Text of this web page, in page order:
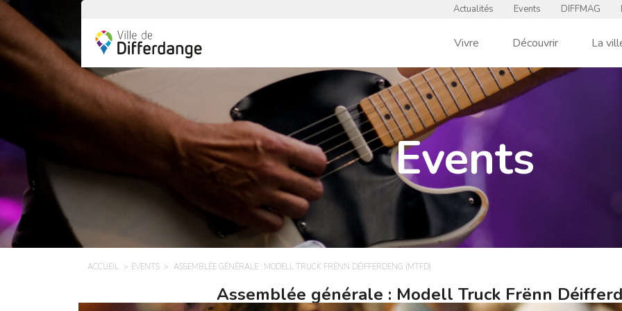
Actualités Events DIFFMAG
Vivre Découvrir La
Events
ACCUEIL EVENTS ASSEMBLÉE GÉNÉRALE : MODELL TRUCK FRËNN DÉIFFERDENG (MTFD)
Assemblée générale : Modell Truck Frënn